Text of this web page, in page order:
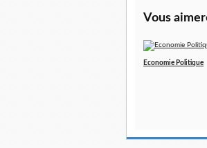
Vous
Economie Politique